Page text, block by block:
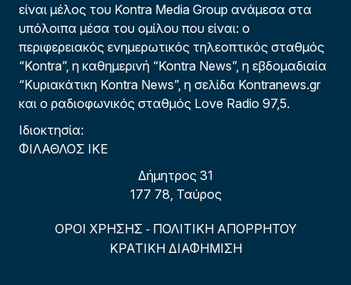
είναι μέλος του Kontra Media Group ανάμεσα στα
υπόλοιπα μέσα του ομίλου που είναι: ο
περιφερειακός ενημερωτικός τηλεοπτικός σταθμός
“Kontra”, η καθημερινή “Kontra News”, η εβδομαδιαία
“Κυριακάτικη Kontra News”, η σελίδα Kontranews.gr
και ο ραδιοφωνικός σταθμός Love Radio 97,5.
Ιδιοκτησία:
ΦΙΛΑΘΛΟΣ ΙΚΕ
Δήμητρος 31
177 78, Ταύρος
ΟΡΟΙ ΧΡΗΣΗΣ - ΠΟΛΙΤΙΚΗ ΑΠΟΡΡΗΤΟΥ
ΚΡΑΤΙΚΗ ΔΙΑΦΗΜΙΣΗ